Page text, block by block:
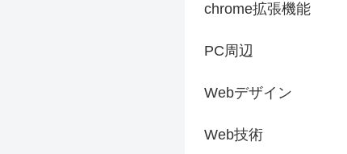
chrome拡張機能
PC周辺
Webデザイン
Web技術